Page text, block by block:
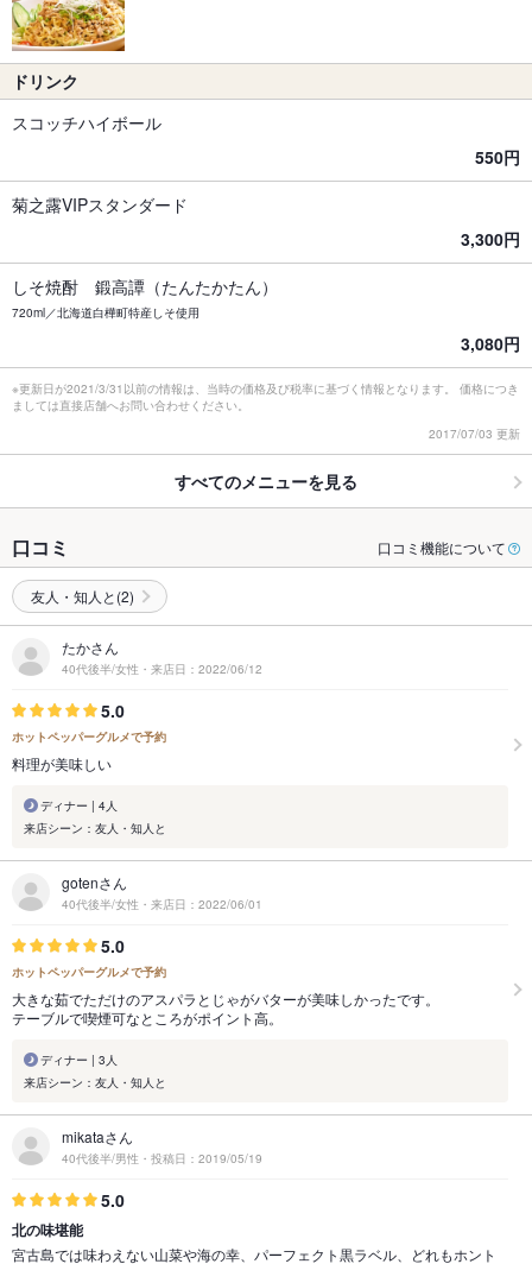
ドリンク
スコッチハイボール
550円
菊之露VIPスタンダード
3,300円
しそ焼酎 鍛高譚（たんたかたん）
720ml／北海道白樺町特産しそ使用
3,080円
※更新日が2021/3/31以前の情報は、当時の価格及び税率に基づく情報となります。 価格につき
ましては直接店舗へお問い合わせください。
2017/07/03 更新
すべてのメニューを見る
口コミ 口コミ機能について
友人・知人と(2)
たかさん
40代後半/女性・来店日：2022/06/12
5.0
ホットペッパーグルメで予約
料理が美味しい
ディナー | 4人
来店シーン：友人・知人と
gotenさん
40代後半/女性・来店日：2022/06/01
5.0
ホットペッパーグルメで予約
大きな茹でただけのアスパラとじゃがバターが美味しかったです。
テーブルで喫煙可なところがポイント高。
ディナー | 3人
来店シーン：友人・知人と
mikataさん
40代後半/男性・投稿日：2019/05/19
5.0
北の味堪能
宮古島では味わえない山菜や海の幸、パーフェクト黒ラベル、どれもホント